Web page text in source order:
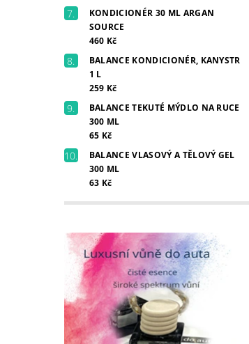
KONDICIONÉR 30 ML ARGAN
SOURCE
460 Kč
BALANCE KONDICIONÉR, KANYSTR
1 L
259 Kč
BALANCE TEKUTÉ MÝDLO NA RUCE
300 ML
65 Kč
BALANCE VLASOVÝ A TĚLOVÝ GEL
300 ML
63 Kč